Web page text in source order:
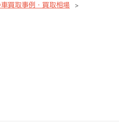
買取事例・買取相場